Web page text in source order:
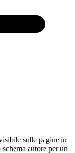
sulle pagine in
autore per un